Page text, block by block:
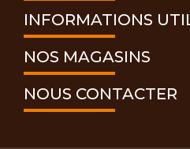
INFORMATIONS
NOS MAGASINS
NOUS CONTACTER